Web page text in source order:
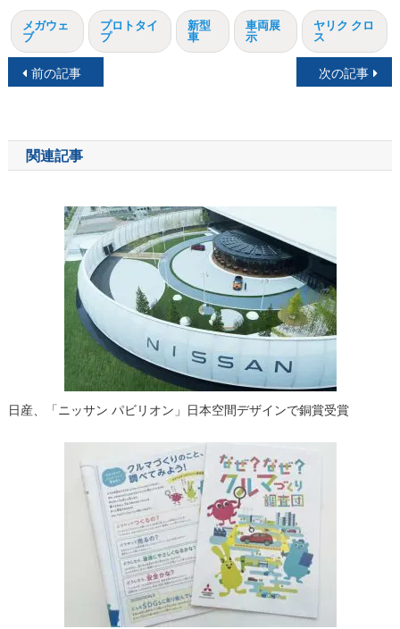
メガウェ
ブ
プロトタイ
プ
新型
車
車両展
示
ヤリク クロ
ス
投
ナ
ビ
前の記事 次の記事
関連記事
日産、「ニッサン パビリオン」日本空間デザインで銅賞受賞